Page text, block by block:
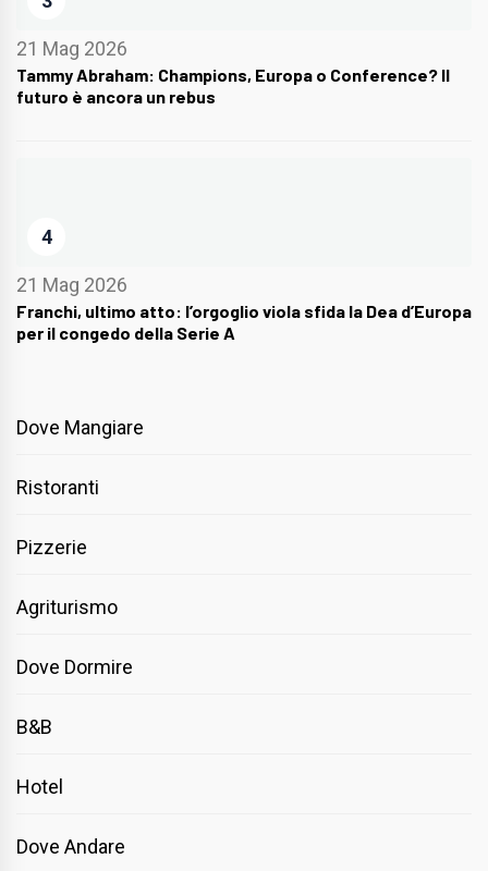
21 Mag 2026
Tammy Abraham: Champions, Europa o Conference? Il
futuro è ancora un rebus
4
21 Mag 2026
Franchi, ultimo atto: l’orgoglio viola sfida la Dea d’Europa
per il congedo della Serie A
Dove Mangiare
Ristoranti
Pizzerie
Agriturismo
Dove Dormire
B&B
Hotel
Dove Andare